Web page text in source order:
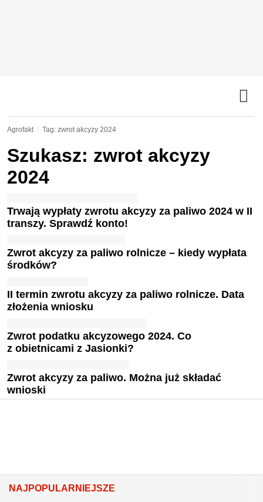
Agrofakt Tag: zwrot akcyzy 2024
Szukasz: zwrot akcyzy
2024
Trwają wypłaty zwrotu akcyzy za paliwo 2024 w II
transzy. Sprawdź konto!
Zwrot akcyzy za paliwo rolnicze – kiedy wypłata
środków?
II termin zwrotu akcyzy za paliwo rolnicze. Data
złożenia wniosku
Zwrot podatku akcyzowego 2024. Co
z obietnicami z Jasionki?
Zwrot akcyzy za paliwo. Można już składać
wnioski
NAJPOPULARNIEJSZE